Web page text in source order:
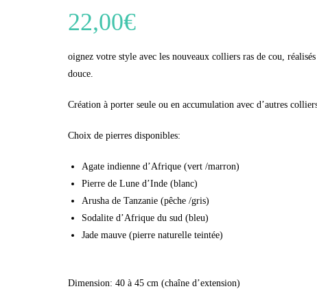
22,00€
oignez votre style avec les nouveaux colliers ras de cou,
douce.
Création à porter seule ou en accumulation avec d’autres
Choix de pierres disponibles:
Agate indienne d’Afrique (vert /marron)
Pierre de Lune d’Inde (blanc)
Arusha de Tanzanie (pêche /gris)
Sodalite d’Afrique du sud (bleu)
Jade mauve (pierre naturelle teintée)
Dimension: 40 à 45 cm (chaîne d’extension)